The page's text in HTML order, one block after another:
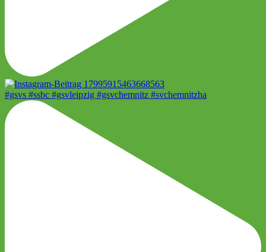
#gsvs #ssbc #gsvleipzig #gsvchemnitz #svchemnitzha